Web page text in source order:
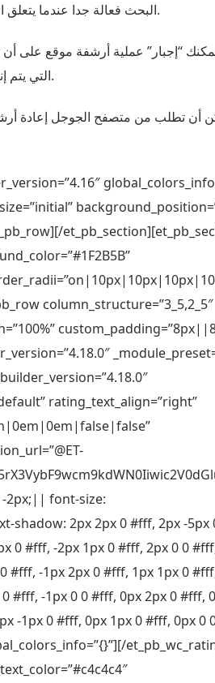
البحث فعالة جدا عندما يتعلق الأمر بالتقاط جميع الصفحات ذات الصلة على موقع الويب الخاص بك.
“إجبار” عملية أرشفة موقع على
التي يتم إنشاؤها طوال الوقت ولا يمكن لـ متصفح الجوجل فهرستها على الفور.
أن تطلب من متصفح الجوجل إعادة
column_structure=”3_5,2_5″
rating_text_align=”right”
2px;|| font-size:
2px 2px 0 #fff, 2px -5px
0 #fff, -2px 1px 0 #fff, 2px 0 0
#fff, -1px 2px 0 #fff, 1px 1px 0
#fff, -1px 0 0 #fff, 0px 2px 0 #fff,
-1px 0 #fff, 0px 1px 0 #fff, 0px 0